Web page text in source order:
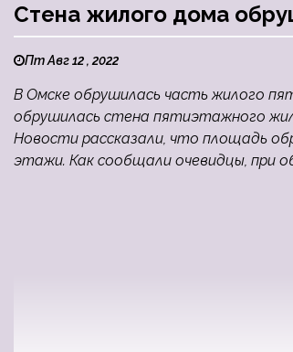
Стена жилого дома
Пт Авг 12 , 2022
В Омске обрушилась часть жилого
обрушилась стена пятиэтажного
Новости рассказали, что площадь
этажи. Как сообщали очевидцы, при